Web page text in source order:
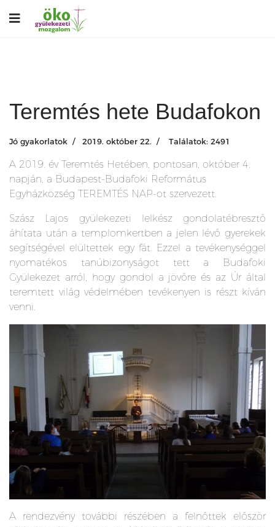
Teremtés hete Budafokon
Jó gyakorlatok 2019. október 22. Találatok: 2491
A 2019. év Teremtés Hetében, pontosan, október 4.
napján, a Budapest-Budafoki Református
Egyházközség TEREMTÉS NAP-ot szervezett.
Szász Lajos gyülekezeti lelkész gondolatébresztő
áhítata után a templomkertben a jelen lévő gyerekek
segítségével elültettek egy fát. Ezzel a tevékenységgel
nyomatékos tanúbizonyságot tett a Budafoki
Gyülekezet arról, hogy gondol a jövőre és az Úr által
teremtett világ védelmében tevékenyen is részt kíván
venni.
A rendezvény további részében a felnőttek először